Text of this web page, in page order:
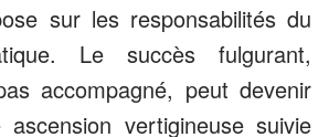
sur les responsabilités du
Le succès fulgurant,
accompagné, peut devenir
vertigineuse suivie